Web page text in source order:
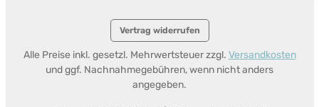
Vertrag widerrufen
Alle Preise inkl. gesetzl. Mehrwertsteuer zzgl. Versandkosten
und ggf. Nachnahmegebühren, wenn nicht anders
angegeben.